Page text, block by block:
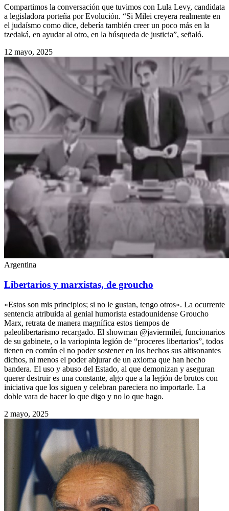
Compartimos la conversación que tuvimos con Lula Levy, candidata
a legisladora porteña por Evolución. “Si Milei creyera realmente en
el judaísmo como dice, debería también creer un poco más en la
tzedaká, en ayudar al otro, en la búsqueda de justicia”, señaló.
12 mayo, 2025
Argentina
Libertarios y marxistas, de groucho
«Estos son mis principios; si no le gustan, tengo otros». La ocurrente
sentencia atribuida al genial humorista estadounidense Groucho
Marx, retrata de manera magnífica estos tiempos de
paleolibertarismo recargado. El showman @javiermilei, funcionarios
de su gabinete, o la variopinta legión de “proceres libertarios”, todos
tienen en común el no poder sostener en los hechos sus altisonantes
dichos, ni menos el poder abjurar de un axioma que han hecho
bandera. El uso y abuso del Estado, al que demonizan y aseguran
querer destruir es una constante, algo que a la legión de brutos con
iniciativa que los siguen y celebran pareciera no importarle. La
doble vara de hacer lo que digo y no lo que hago.
2 mayo, 2025